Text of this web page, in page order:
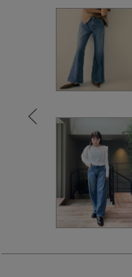
【サンダル】
【ワンピース
【CFCL】注目
【レース】上品
CATEGORY
ウェア
すべてのウェア
ブラウス・シャ
カットソー・T
シューズ
すべてのシュー
サンダル
バッグ・財布
すべてのバッグ
ファッション小物
カスタマーサポー
エル・ショップに
お知らせ
よくあるご質問